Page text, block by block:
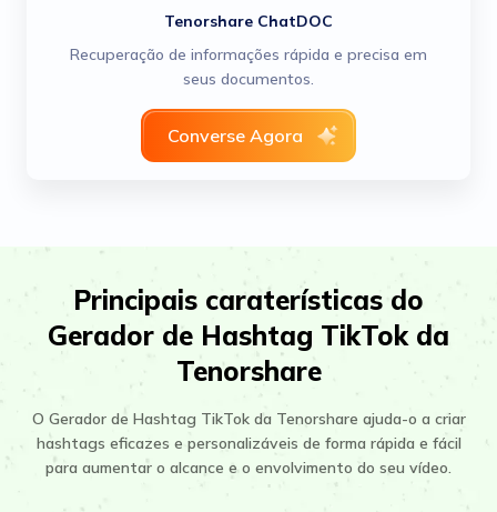
Tenorshare ChatDOC
Recuperação de informações rápida e precisa em
seus documentos.
Converse Agora
Principais caraterísticas do
Gerador de Hashtag TikTok da
Tenorshare
O Gerador de Hashtag TikTok da Tenorshare ajuda-o a criar
hashtags eficazes e personalizáveis de forma rápida e fácil
para aumentar o alcance e o envolvimento do seu vídeo.